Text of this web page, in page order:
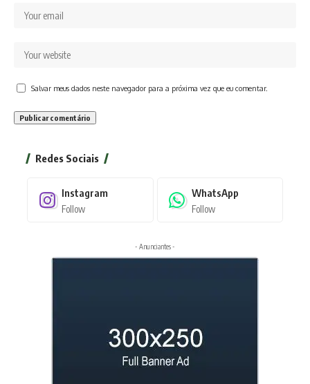
Salvar meus dados neste navegador para a próxima vez que eu comentar.
Redes Sociais
Instagram
Follow
WhatsApp
Follow
- Anunciantes -